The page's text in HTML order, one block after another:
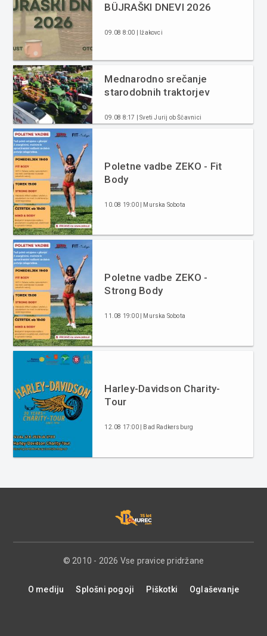
BÜJRAŠKI DNEVI 2026
09.08 8:00 | Ižakovci
Mednarodno srečanje
starodobnih traktorjev
09.08 8:17 | Sveti Jurij ob Ščavnici
Poletne vadbe ZEKO - Fit
Body
10.08 19:00 | Murska Sobota
Poletne vadbe ZEKO -
Strong Body
11.08 19:00 | Murska Sobota
Harley-Davidson Charity-
Tour
12.08 17:00 | Bad Radkersburg
© 2010 - 2026 Vse pravice pridržane
O mediju Splošni pogoji Piškotki Oglaševanje